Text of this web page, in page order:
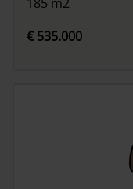
€ 535.000